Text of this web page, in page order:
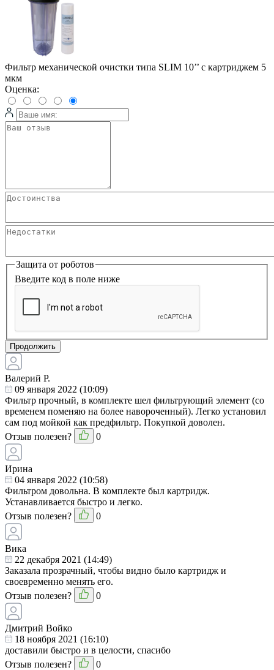
Фильтр механической очистки типа SLIM 10’’ с картриджем 5
мкм
Оценка:
Защита от роботов
Введите код в поле ниже
Продолжить
Валерий Р.
09 января 2022 (10:09)
Фильтр прочный, в комплекте шел фильтрующий элемент (со
временем поменяю на более навороченный). Легко установил
сам под мойкой как предфильтр. Покупкой доволен.
Отзыв полезен?
0
Ирина
04 января 2022 (10:58)
Фильтром довольна. В комплекте был картридж.
Устанавливается быстро и легко.
Отзыв полезен?
0
Вика
22 декабря 2021 (14:49)
Заказала прозрачный, чтобы видно было картридж и
своевременно менять его.
Отзыв полезен?
0
Дмитрий Войко
18 ноября 2021 (16:10)
доставили быстро и в целости, спасибо
Отзыв полезен?
0